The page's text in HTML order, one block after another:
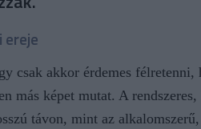
ereje
csak akkor érdemes félretenni,
más képet mutat. A
távon, mint az